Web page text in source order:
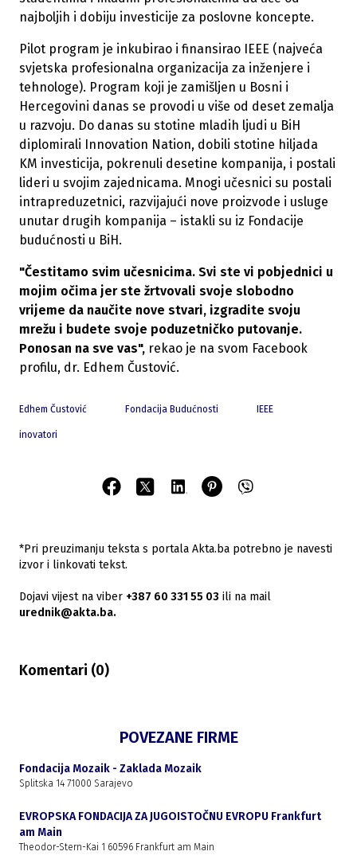
najboljih i dobiju investicije za poslovne koncepte.
Pilot program je inkubirao i finansirao IEEE (najveća
svjetska profesionalna organizacija za inženjere i
tehnologe). Program koji je zamišljen u Bosni i
Hercegovini danas se provodi u više od deset zemalja
u razvoju. Do danas su stotine mladih ljudi u BiH
diplomirali Innovation Nation, dobili stotine hiljada
KM investicija, pokrenuli desetine kompanija, i postali
lideri u svojim zajednicama. Mnogi učesnici su postali
intrapreduzetnici, razvijajući nove proizvode i usluge
unutar drugih kompanija – istakli su iz Fondacije
budućnosti u BiH.
"Čestitamo svim učesnicima. Svi ste vi pobjednici u
mojim očima jer ste žrtvovali svoje slobodno
vrijeme da naučite nove stvari, izgradite svoju
mrežu i budete svoje poduzetničko putovanje.
Ponosan na sve vas", rekao je na svom Facebook
profilu, dr. Edhem Čustović.
Edhem Čustović Fondacija Budućnosti IEEE
inovatori
*Pri preuzimanju teksta s portala Akta.ba potrebno je navesti
izvor i linkovati tekst.
Dojavi vijest na viber +387 60 331 55 03 ili na mail
urednik@akta.ba.
Komentari (0)
POVEZANE FIRME
Fondacija Mozaik - Zaklada Mozaik
Splitska 14 71000 Sarajevo
EVROPSKA FONDACIJA ZA JUGOISTOČNU EVROPU Frankfurt
am Main
Theodor-Stern-Kai 1 60596 Frankfurt am Main